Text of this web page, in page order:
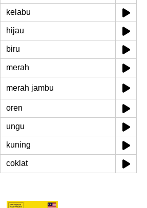
kelabu
hijau
biru
merah
merah jambu
oren
ungu
kuning
coklat